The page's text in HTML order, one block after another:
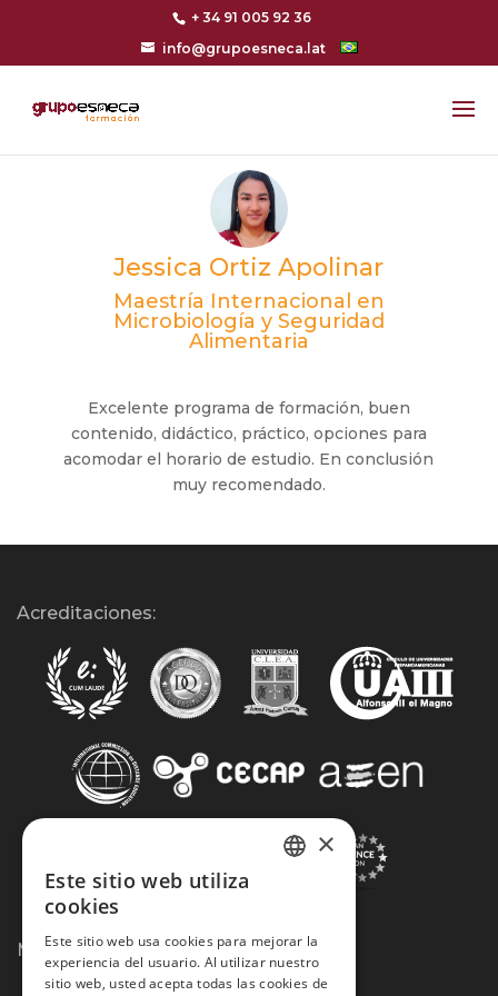
+ 34 91 005 92 36
info@grupoesneca.lat
Jessica Ortiz Apolinar
Maestría Internacional en
Microbiología y Seguridad
Alimentaria
Excelente programa de formación, buen
contenido, didáctico, práctico, opciones para
acomodar el horario de estudio. En conclusión
muy recomendado.
Acreditaciones:
Métodos de Pago:
×
Este sitio web utiliza
cookies
Este sitio web usa cookies para mejorar la
experiencia del usuario. Al utilizar nuestro
sitio web, usted acepta todas las cookies de